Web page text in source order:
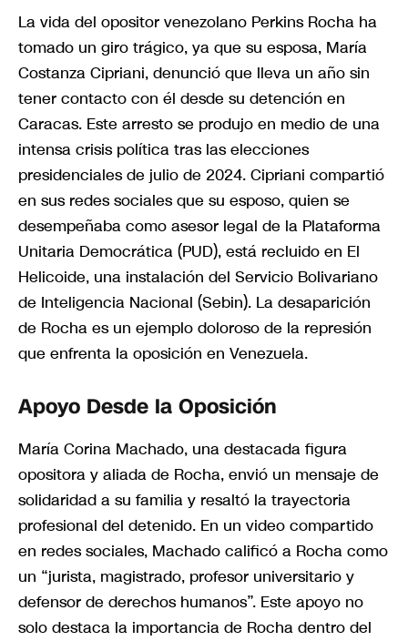
La vida del opositor venezolano Perkins Rocha ha
tomado un giro trágico, ya que su esposa, María
Costanza Cipriani, denunció que lleva un año sin
tener contacto con él desde su detención en
Caracas. Este arresto se produjo en medio de una
intensa crisis política tras las elecciones
presidenciales de julio de 2024. Cipriani compartió
en sus redes sociales que su esposo, quien se
desempeñaba como asesor legal de la Plataforma
Unitaria Democrática (PUD), está recluido en El
Helicoide, una instalación del Servicio Bolivariano
de Inteligencia Nacional (Sebin). La desaparición
de Rocha es un ejemplo doloroso de la represión
que enfrenta la oposición en Venezuela.
Apoyo Desde la Oposición
María Corina Machado, una destacada figura
opositora y aliada de Rocha, envió un mensaje de
solidaridad a su familia y resaltó la trayectoria
profesional del detenido. En un video compartido
en redes sociales, Machado calificó a Rocha como
un “jurista, magistrado, profesor universitario y
defensor de derechos humanos”. Este apoyo no
solo destaca la importancia de Rocha dentro del